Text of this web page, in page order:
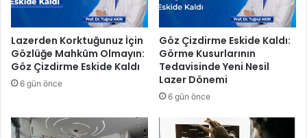
d
a
n
ç
ı
a
r
e
v
e
a
i
Lazerden Korktuğunuz İçin
Gözlüğe Mahkûm Olmayın:
Göz Çizdirme Eskide Kaldı
6 gün önce
Göz Çizdirme Eskide Kaldı:
Görme Kusurlarının
Tedavisinde Yeni Nesil
Lazer Dönemi
6 gün önce